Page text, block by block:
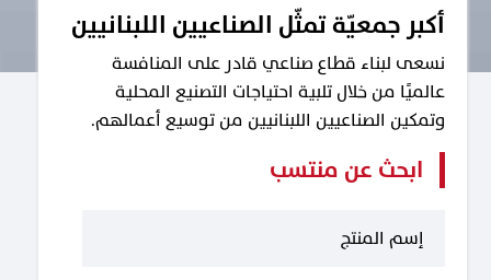
أكبر جمعيّة تمثّل الصناعيين اللبنانيين
نسعى لبناء قطاع صناعي قادر على المنافسة
عالميًا من خلال تلبية احتياجات التصنيع المحلية
وتمكين الصناعيين اللبنانيين من توسيع أعمالهم.
ابحث عن منتسب